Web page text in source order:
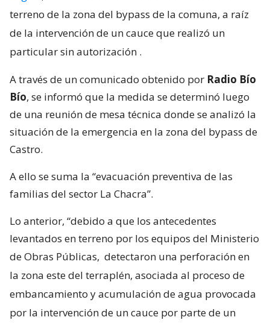
terreno de la zona del bypass de la comuna, a raíz
de la intervención de un cauce que realizó un
particular sin autorización .
A través de un comunicado obtenido por Radio Bío
Bío, se informó que la medida se determinó luego
de una reunión de mesa técnica donde se analizó la
situación de la emergencia en la zona del bypass de
Castro.
A ello se suma la “evacuación preventiva de las
familias del sector La Chacra”.
Lo anterior, “debido a que los antecedentes
levantados en terreno por los equipos del Ministerio
de Obras Públicas, detectaron una perforación en
la zona este del terraplén, asociada al proceso de
embancamiento y acumulación de agua provocada
por la intervención de un cauce por parte de un